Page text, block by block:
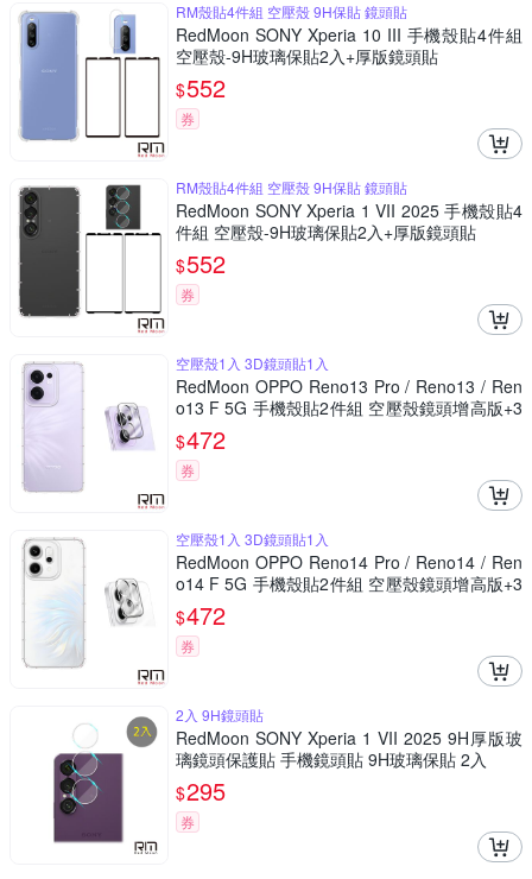
RM殼貼4件組 空壓殼 9H保貼 鏡頭貼
RedMoon SONY Xperia 10 III 手機殼貼4件組
空壓殼-9H玻璃保貼2入+厚版鏡頭貼
$552
券
RM殼貼4件組 空壓殼 9H保貼 鏡頭貼
RedMoon SONY Xperia 1 VII 2025 手機殼貼4
件組 空壓殼-9H玻璃保貼2入+厚版鏡頭貼
$552
券
空壓殼1入 3D鏡頭貼1入
RedMoon OPPO Reno13 Pro / Reno13 / Ren
o13 F 5G 手機殼貼2件組 空壓殼鏡頭增高版+3
D全包鏡頭貼
$472
券
空壓殼1入 3D鏡頭貼1入
RedMoon OPPO Reno14 Pro / Reno14 / Ren
o14 F 5G 手機殼貼2件組 空壓殼鏡頭增高版+3
D全包鏡頭貼
$472
券
2入 9H鏡頭貼
RedMoon SONY Xperia 1 VII 2025 9H厚版玻
璃鏡頭保護貼 手機鏡頭貼 9H玻璃保貼 2入
$295
券